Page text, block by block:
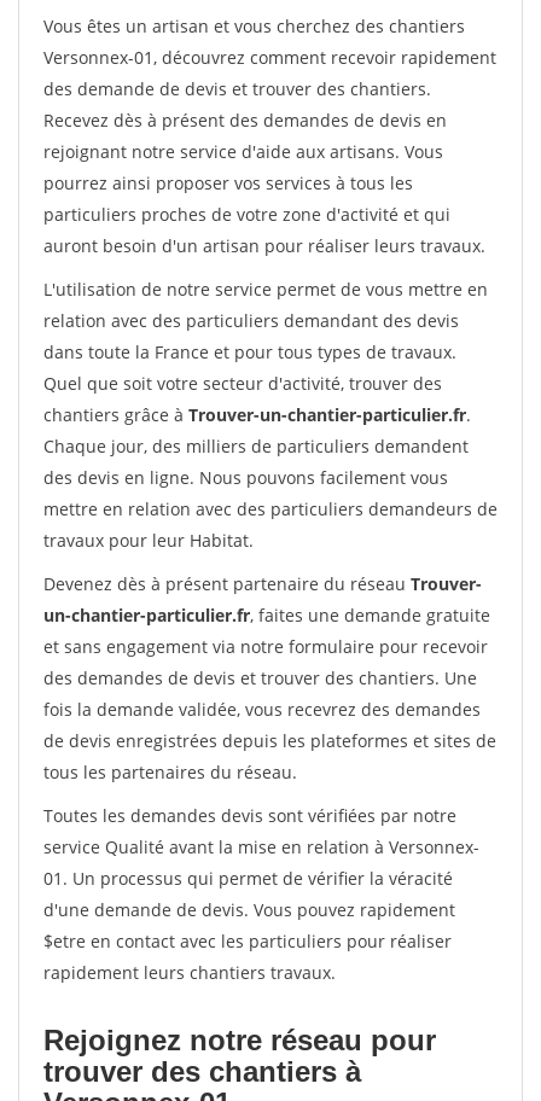
Vous êtes un artisan et vous cherchez des chantiers
Versonnex-01, découvrez comment recevoir rapidement
des demande de devis et trouver des chantiers.
Recevez dès à présent des demandes de devis en
rejoignant notre service d'aide aux artisans. Vous
pourrez ainsi proposer vos services à tous les
particuliers proches de votre zone d'activité et qui
auront besoin d'un artisan pour réaliser leurs travaux.
L'utilisation de notre service permet de vous mettre en
relation avec des particuliers demandant des devis
dans toute la France et pour tous types de travaux.
Quel que soit votre secteur d'activité, trouver des
chantiers grâce à Trouver-un-chantier-particulier.fr.
Chaque jour, des milliers de particuliers demandent
des devis en ligne. Nous pouvons facilement vous
mettre en relation avec des particuliers demandeurs de
travaux pour leur Habitat.
Devenez dès à présent partenaire du réseau Trouver-
un-chantier-particulier.fr, faites une demande gratuite
et sans engagement via notre formulaire pour recevoir
des demandes de devis et trouver des chantiers. Une
fois la demande validée, vous recevrez des demandes
de devis enregistrées depuis les plateformes et sites de
tous les partenaires du réseau.
Toutes les demandes devis sont vérifiées par notre
service Qualité avant la mise en relation à Versonnex-
01. Un processus qui permet de vérifier la véracité
d'une demande de devis. Vous pouvez rapidement
$etre en contact avec les particuliers pour réaliser
rapidement leurs chantiers travaux.
Rejoignez notre réseau pour
trouver des chantiers à